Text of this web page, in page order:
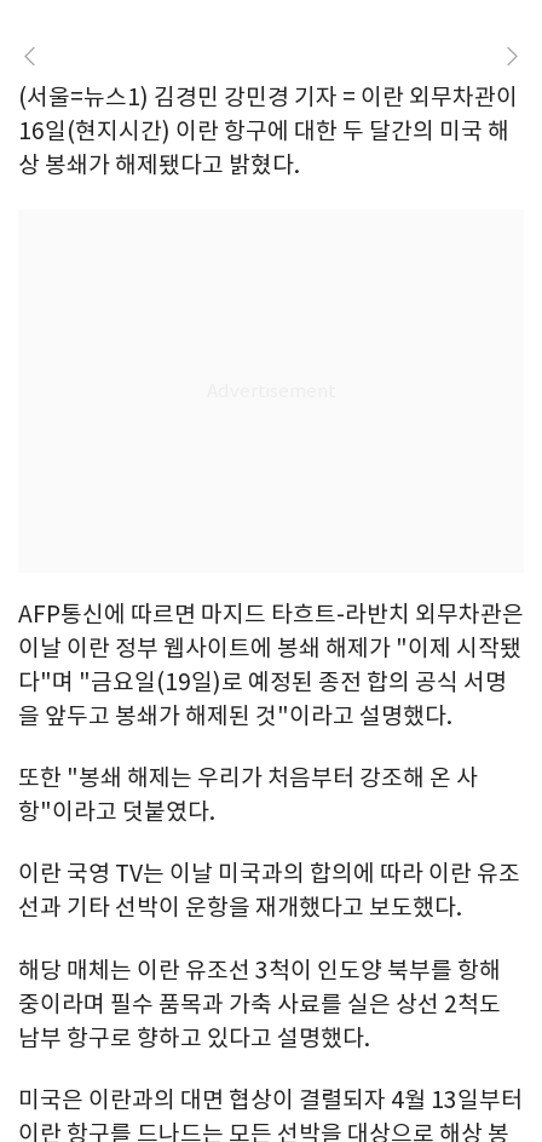
(서울=뉴스1) 김경민 강민경 기자 = 이란 외무차관이
16일(현지시간) 이란 항구에 대한 두 달간의 미국 해
상 봉쇄가 해제됐다고 밝혔다.
AFP통신에 따르면 마지드 타흐트-라반치 외무차관은
이날 이란 정부 웹사이트에 봉쇄 해제가 "이제 시작됐
다"며 "금요일(19일)로 예정된 종전 합의 공식 서명
을 앞두고 봉쇄가 해제된 것"이라고 설명했다.
또한 "봉쇄 해제는 우리가 처음부터 강조해 온 사
항"이라고 덧붙였다.
이란 국영 TV는 이날 미국과의 합의에 따라 이란 유조
선과 기타 선박이 운항을 재개했다고 보도했다.
해당 매체는 이란 유조선 3척이 인도양 북부를 항해
중이라며 필수 품목과 가축 사료를 실은 상선 2척도
남부 항구로 향하고 있다고 설명했다.
미국은 이란과의 대면 협상이 결렬되자 4월 13일부터
이란 항구를 드나드는 모든 선박을 대상으로 해상 봉